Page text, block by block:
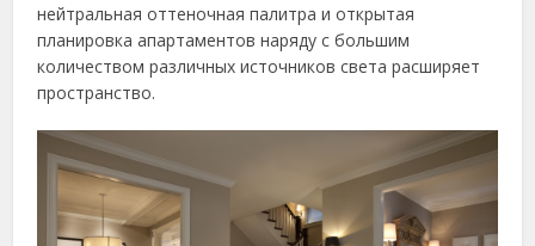
нейтральная оттеночная палитра и открытая
планировка апартаментов наряду с большим
количеством различных источников света расширяет
пространство.